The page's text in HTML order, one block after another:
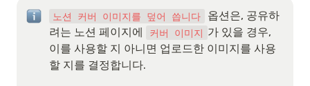
노션 커버 이미지를 덮어 씁니다
옵션은, 공유하
려는 노션 페이지에
커버 이미지 가 있을 경우,
이를 사용할 지 아니면 업로드한 이미지를 사용
할 지를 결정합니다.